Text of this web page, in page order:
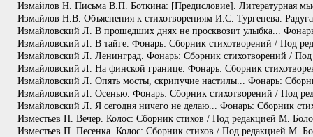
Измайлов Н. Письма В.П. Боткина: [Предисловие]. Литературная
Измайлов Н.В. Объяснения к стихотворениям И.С. Тургенева.
Измайловский Л. В прошедших днях не просквозит улыбка...
Измайловский Л. В тайге. Фонарь: Сборник стихотворений / Под
Измайловский Л. Ленинград. Фонарь: Сборник стихотворений /
Измайловский Л. На финской границе. Фонарь: Сборник
Измайловский Л. Опять мосты, скрипучие настилы... Фонарь:
Измайловский Л. Осенью. Фонарь: Сборник стихотворений / Под
Измайловский Л. Я сегодня ничего не делаю... Фонарь: Сборник
Изместьев П. Вечер. Колос: Сборник стихов / Под редакцией М.
Изместьев П. Песенка. Колос: Сборник стихов / Под редакцией М.